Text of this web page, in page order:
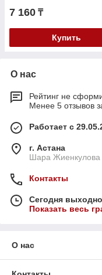
7 160 ₸
Купить
О нас
Рейтинг не
Менее 5 отзывов
Работает с
г. Астана
Шара Жиенкулова
Контакты
Сегодня
Показать весь
О нас